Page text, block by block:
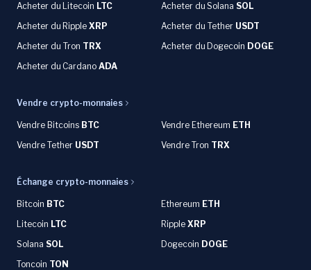
Acheter du Litecoin LTC Acheter du Solana SOL
Acheter du Ripple XRP Acheter du Tether USDT
Acheter du Tron TRX Acheter du Dogecoin DOGE
Acheter du Cardano ADA
Vendre crypto-monnaies
Vendre Bitcoins BTC Vendre Ethereum ETH
Vendre Tether USDT Vendre Tron TRX
Échange crypto-monnaies
Bitcoin BTC Ethereum ETH
Litecoin LTC Ripple XRP
Solana SOL Dogecoin DOGE
Toncoin TON